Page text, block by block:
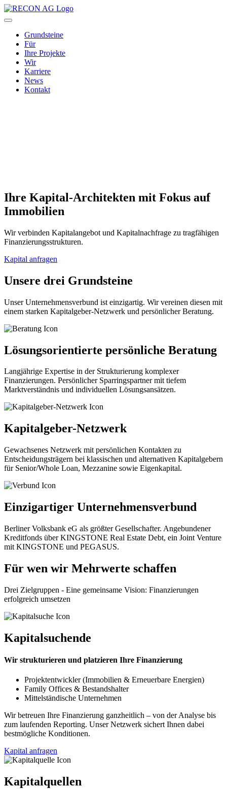
Grundsteine
Für
Ihre Projekte
Wir
Karriere
News
Kontakt
Ihre Kapital-Architekten mit Fokus auf
Immobilien
Wir verbinden Kapitalangebot und Kapitalnachfrage zu tragfähigen
Finanzierungsstrukturen.
Kapital anfragen
Unsere drei Grundsteine
Unser Unternehmensverbund ist einzigartig. Wir vereinen diesen mit
einem starken Kapitalgeber-Netzwerk und persönlicher Beratung.
Lösungsorientierte persönliche Beratung
Langjährige Expertise in der Strukturierung komplexer
Finanzierungen. Persönlicher Sparringspartner mit tiefem
Marktverständnis und individuellen Lösungsansätzen.
Kapitalgeber-Netzwerk
Gewachsenes Netzwerk mit persönlichen Kontakten zu
Entscheidungsträgern bei klassischen und alternativen Kapitalgebern
für Senior/Whole Loan, Mezzanine sowie Eigenkapital.
Einzigartiger Unternehmensverbund
Berliner Volksbank eG als größter Gesellschafter. Angebundener
Kreditfonds über KINGSTONE Real Estate Debt, ein Joint Venture
mit KINGSTONE und PEGASUS.
Für wen wir Mehrwerte schaffen
Drei Zielgruppen - Eine gemeinsame Vision: Finanzierungen
erfolgreich umsetzen
Kapitalsuchende
Wir strukturieren und platzieren Ihre Finanzierung
Projektentwickler (Immobilien & Erneuerbare Energien)
Family Offices & Bestandshalter
Mittelständische Unternehmen
Wir betreuen Ihre Finanzierung ganzheitlich – von der Analyse bis
zum laufenden Reporting. Unser Netzwerk sichert Ihnen dabei
bestmögliche Konditionen.
Kapital anfragen
Kapitalquellen